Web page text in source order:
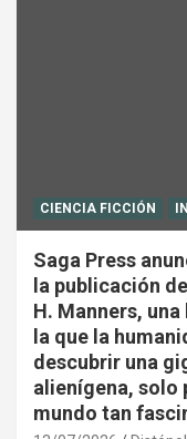
CIENCIA FICCIÓN
Saga Press
la publicación
H. Manners,
la que la
descubrir una
alienígena, solo
mundo tan